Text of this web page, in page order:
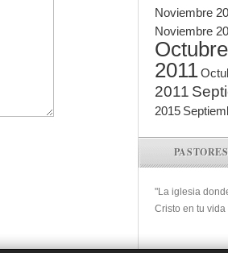
Noviembre
Noviembre
2011
2011
2015
"La iglesia
Cristo en tu